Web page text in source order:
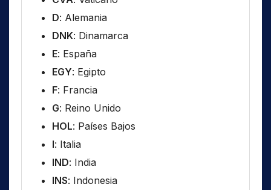
D: Alemania
DNK: Dinamarca
E: España
EGY: Egipto
F: Francia
G: Reino Unido
HOL: Países Bajos
I: Italia
IND: India
INS: Indonesia